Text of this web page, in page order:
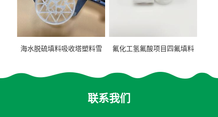
海水脱硫填料吸收塔塑料雪
氟化工氢氟酸项目四氟填料
蚀
联系我们